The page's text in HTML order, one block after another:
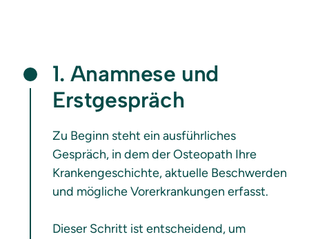
1. Anamnese und
Erstgespräch
Zu Beginn steht ein ausführliches
Gespräch, in dem der Osteopath Ihre
Krankengeschichte, aktuelle Beschwerden
und mögliche Vorerkrankungen erfasst.
Dieser Schritt ist entscheidend, um